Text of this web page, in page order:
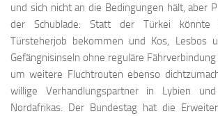
und sich nicht an die Bedingungen hält, aber
der Schublade: Statt der Türkei könnte
Türsteherjob bekommen und Kos, Lesbos
Gefängnisinseln ohne reguläre
um weitere Fluchtrouten ebenso
willige Verhandlungspartner in Lybien
Nordafrikas. Der Bundestag hat die